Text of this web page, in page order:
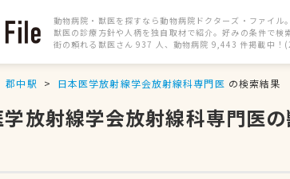
動物病院・獣医を探すなら動物病院ドクターズ・ファイル。
獣医の診療方針や人柄を独自取材で紹介。好みの条件で検
街の頼れる獣医さん 937 人、動物病院 9,443 件掲載中
郡中駅 日本医学放射線学会放射線科専門医 の検索結果
放射線学会放射線科専門医